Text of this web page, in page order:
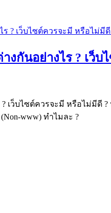
างกันอย่างไร ? เว็
เว็บไซต์ควรจะมี หรือไม่มีดี
www) ทำไมละ ?